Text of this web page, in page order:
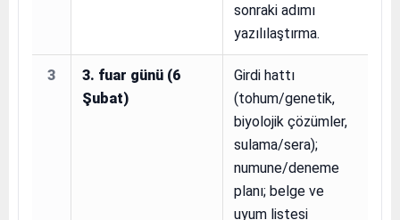
sonraki adımı
yazılılaştırma.
3
3. fuar günü (6
Şubat)
Girdi hattı
(tohum/genetik,
biyolojik çözümler,
sulama/sera);
numune/deneme
planı; belge ve
uyum listesi